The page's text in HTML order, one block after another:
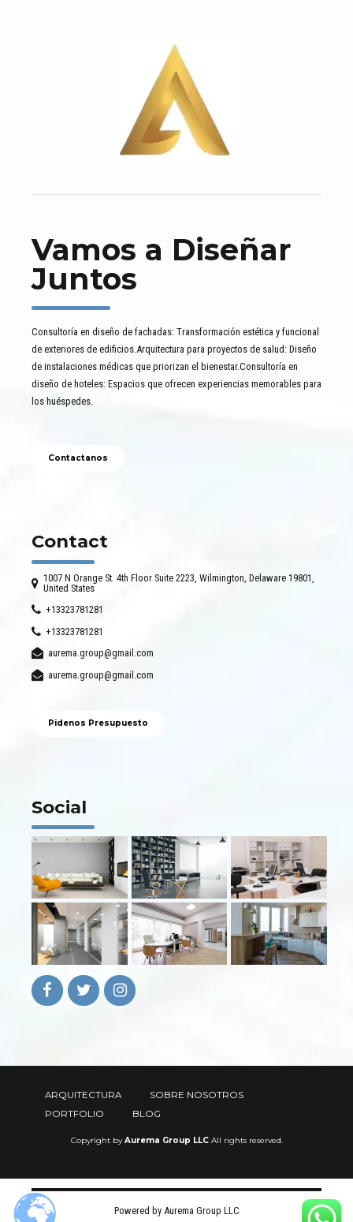
Vamos a Diseñar
Juntos
Consultoría en diseño de fachadas: Transformación estética y funcional
de exteriores de edificios.Arquitectura para proyectos de salud: Diseño
de instalaciones médicas que priorizan el bienestar.Consultoría en
diseño de hoteles: Espacios que ofrecen experiencias memorables para
los huéspedes.
Contactanos
Contact
1007 N Orange St. 4th Floor Suite 2223, Wilmington, Delaware 19801,
United States
+13323781281
+13323781281
aurema.group@gmail.com
aurema.group@gmail.com
Pidenos Presupuesto
Social
ARQUITECTURA
SOBRE NOSOTROS
PORTFOLIO
BLOG
Copyright byAurema Group LLCAll rights reserved.
Powered by Aurema Group LLC